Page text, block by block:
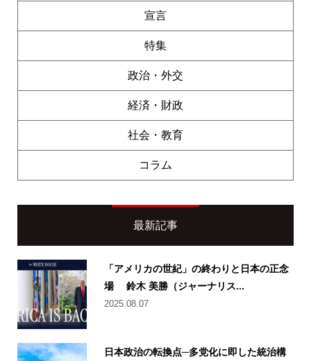
宣言
特集
政治・外交
経済・財政
社会・教育
コラム
最新記事
「アメリカの世紀」の終わりと日本の正念
場 鈴木 美勝（ジャーナリス...
2025.08.07
日本政治の転換点─多党化に即した統治構